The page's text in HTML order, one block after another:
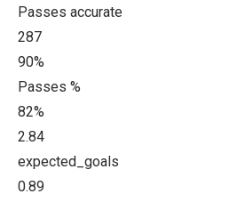
Passes accurate
287
90%
Passes %
82%
2.84
expected_goals
0.89